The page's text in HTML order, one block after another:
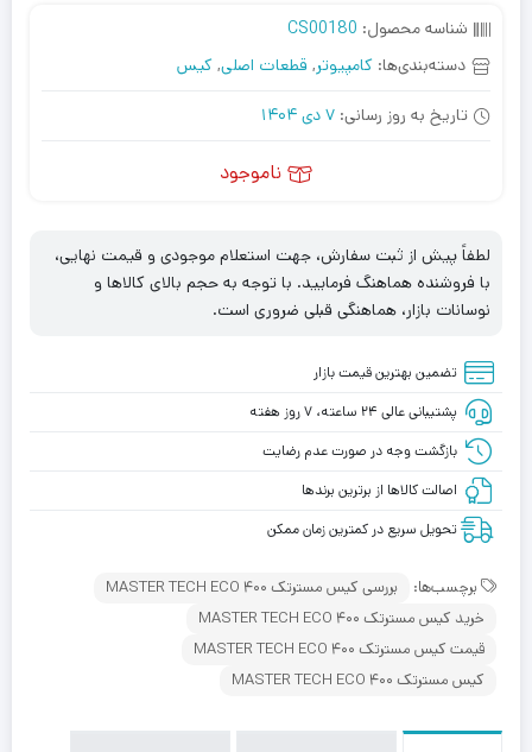
شناسه محصول: CS00180
دسته‌بندی‌ها: کامپیوتر, قطعات اصلی, کیس
تاریخ به روز رسانی: 7 دی 1404
ناموجود
لطفاً پیش از ثبت سفارش، جهت استعلام موجودی و قیمت نهایی،
با فروشنده هماهنگ فرمایید. با توجه به حجم بالای کالاها و
نوسانات بازار، هماهنگی قبلی ضروری است.
تضمین بهترین قیمت بازار
پشتیبانی عالی ۲۴ ساعته، ۷ روز هفته
بازگشت وجه در صورت عدم رضایت
اصالت کالاها از برترین برندها
تحویل سریع در کمترین زمان ممکن
برچسب‌ها:
بررسی کیس مسترتک MASTER TECH ECO 400
خرید کیس مسترتک MASTER TECH ECO 400
قیمت کیس مسترتک MASTER TECH ECO 400
کیس مسترتک MASTER TECH ECO 400